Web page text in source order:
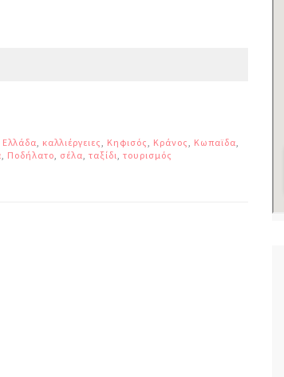
Ελλάδα, καλλιέργειες, Κηφισός, Κράνος, Κωπαϊδα,
, Ποδήλατο, σέλα, ταξίδι, τουρισμός